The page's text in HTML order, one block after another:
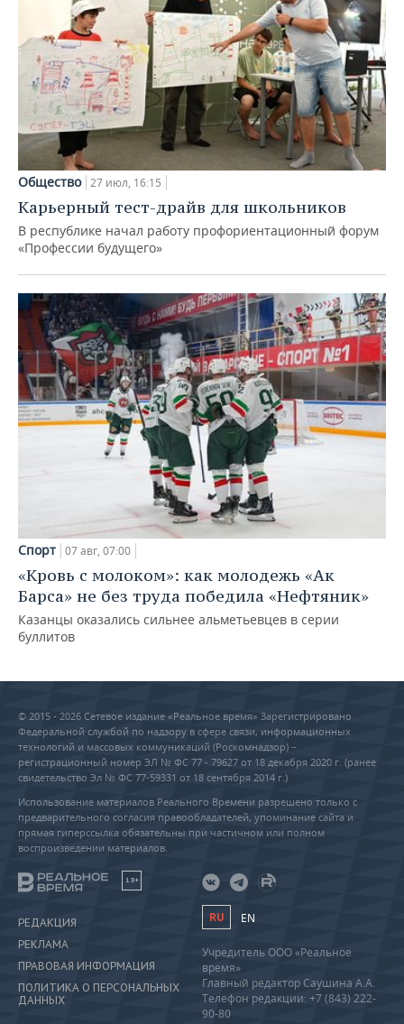
Общество 27 июл, 16:15
Карьерный тест-драйв для школьников
В республике начал работу профориентационный форум
«Профессии будущего»
Спорт 07 авг, 07:00
«Кровь с молоком»: как молодежь «Ак
Барса» не без труда победила «Нефтяник»
Казанцы оказались сильнее альметьевцев в серии
буллитов
© 2015 - 2026 Сетевое издание «Реальное время» Зарегистрировано
Федеральной службой по надзору в сфере связи, информационных
технологий и массовых коммуникаций (Роскомнадзор) –
регистрационный номер ЭЛ № ФС 77 - 79627 от 18 декабря 2020 г. (ранее
свидетельство Эл № ФС 77-59331 от 18 сентября 2014 г.)
Использование материалов Реального Времени разрешено только с
предварительного согласия правообладателей, упоминание сайта и
прямая гиперссылка обязательны при частичном или полном
воспроизведении материалов.
18+
РЕДАКЦИЯ
РЕКЛАМА
ПРАВОВАЯ ИНФОРМАЦИЯ
ПОЛИТИКА О ПЕРСОНАЛЬНЫХ
ДАННЫХ
RU EN
Учредитель ООО «Реальное
время»
Главный редактор Саушина А.А.
Телефон редакции: +7 (843) 222-
90-80